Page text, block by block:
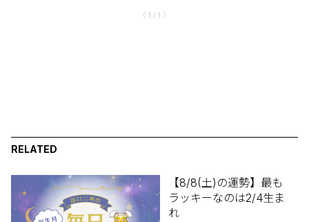
〈 1 / 1 〉
RELATED
【8/8(土)の運勢】最も
ラッキーなのは2/4生ま
れ